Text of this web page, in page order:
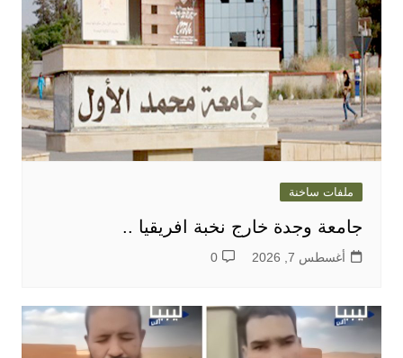
ملفات ساخنة
جامعة وجدة خارج نخبة افريقيا ..
أغسطس 7, 2026 0